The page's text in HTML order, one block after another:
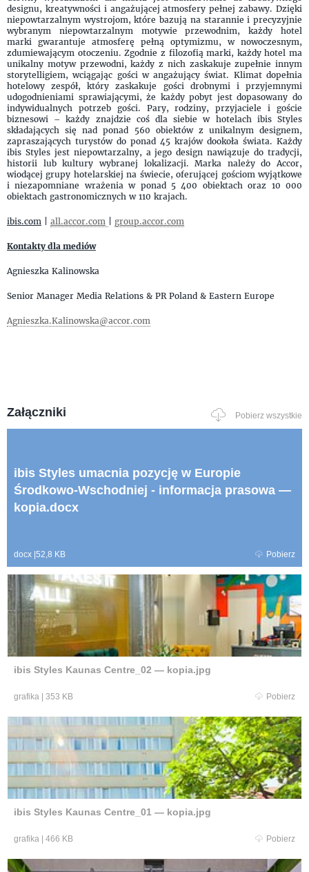
designu, kreatywności i angażującej atmosfery pełnej zabawy. Dzięki
niepowtarzalnym wystrojom, które bazują na starannie i precyzyjnie
wybranym niepowtarzalnym motywie przewodnim, każdy hotel
marki gwarantuje atmosferę pełną optymizmu, w nowoczesnym,
zdumiewającym otoczeniu. Zgodnie z filozofią marki, każdy hotel ma
unikalny motyw przewodni, każdy z nich zaskakuje zupełnie innym
storytelligiem, wciągając gości w angażujący świat. Klimat dopełnia
hotelowy zespół, który zaskakuje gości drobnymi i przyjemnymi
udogodnieniami sprawiającymi, że każdy pobyt jest dopasowany do
indywidualnych potrzeb gości. Pary, rodziny, przyjaciele i goście
biznesowi – każdy znajdzie coś dla siebie w hotelach ibis Styles
składających się nad ponad 560 obiektów z unikalnym designem,
zapraszających turystów do ponad 45 krajów dookoła świata. Każdy
ibis Styles jest niepowtarzalny, a jego design nawiązuje do tradycji,
historii lub kultury wybranej lokalizacji. Marka należy do Accor,
wiodącej grupy hotelarskiej na świecie, oferującej gościom wyjątkowe
i niezapomniane wrażenia w ponad 5 400 obiektach oraz 10 000
obiektach gastronomicznych w 110 krajach.
ibis.com all.accor.com group.accor.com
Kontakty dla mediów
Agnieszka Kalinowska
Senior Manager Media Relations & PR Poland & Eastern Europe
Agnieszka.Kalinowska@accor.com
Załączniki Pobierz wszystkie
ibis Styles umacnia pozycję w Europie
Środkowo-Wschodniej - informacja prasowa —
kopia.docx
docx 52,8 KB Pobierz
ibis Styles Kaunas Centre_02 — kopia.jpg
grafika 353 KB Pobierz
ibis Styles Kaunas Centre_01 — kopia.jpg
grafika 466 KB Pobierz